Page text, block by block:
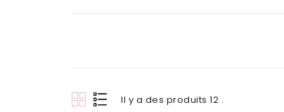
Il y a des produits 12 .